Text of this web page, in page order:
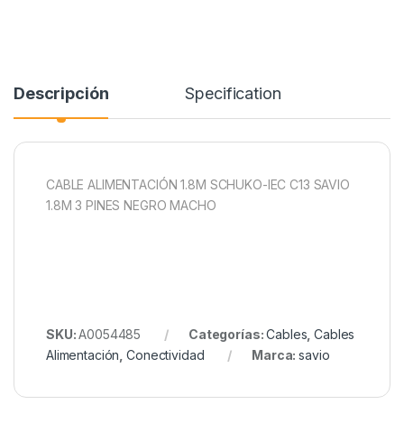
Descripción Specification
CABLE ALIMENTACIÓN 1.8M SCHUKO-IEC C13 SAVIO
1.8M 3 PINES NEGRO MACHO
SKU:A0054485 Categorías:Cables ,Cables
Alimentación ,Conectividad Marca:savio